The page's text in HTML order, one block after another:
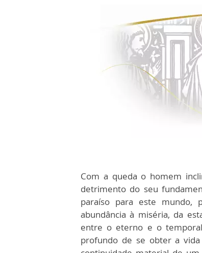
Com a queda o homem
detrimento do seu
paraíso para este mundo,
abundância à miséria, da
entre o eterno e o
profundo de se obter a